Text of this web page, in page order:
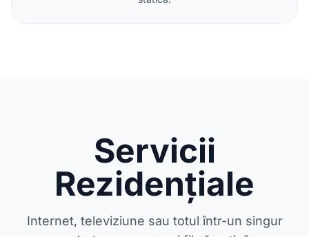
Servicii
Rezidențiale
Internet, televiziune sau totul într-un singur